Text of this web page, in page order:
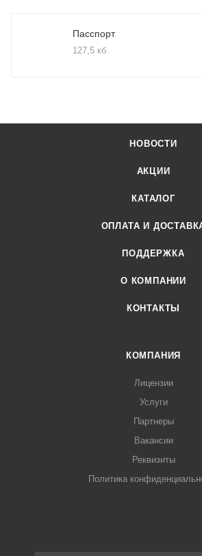
Пасспорт
127,5 кб
НОВОСТИ
АКЦИИ
КАТАЛОГ
ОПЛАТА И
ПОДДЕРЖКА
О КОМПАНИИ
КОНТАКТЫ
КОМПАНИЯ
Лицензии
Услуги
Партнеры
Вакансии
Реквизиты
Политика